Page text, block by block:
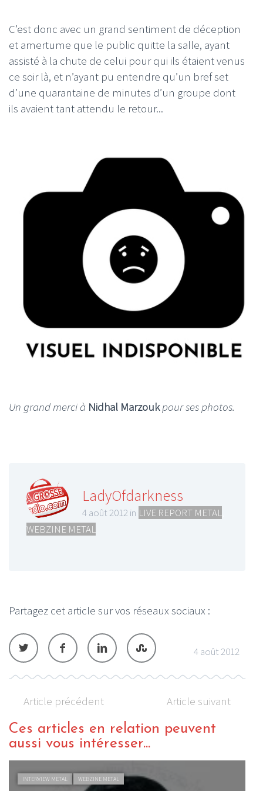
C’est donc avec un grand sentiment de déception
et amertume que le public quitte la salle, ayant
assisté à la chute de celui pour qui ils étaient venus
ce soir là, et n’ayant pu entendre qu’un bref set
d’une quarantaine de minutes d’un groupe dont
ils avaient tant attendu le retour...
Un grand merci à Nidhal Marzoukpour ses photos.
LadyOfdarkness
4 août 2012 in LIVE REPORT METAL
WEBZINE METAL
Partagez cet article sur vos réseaux sociaux :
4 août 2012
Article précédent Article suivant
Ces articles en relation peuvent
aussi vous intéresser...
INTERVIEW METAL WEBZINE METAL